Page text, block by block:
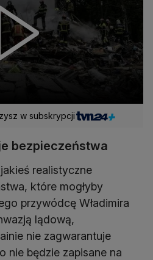
w subskrypcji
bezpieczeństwa
realistyczne
które mogłyby
przywódcę Władimira
lądową,
nie zagwarantuje
nie będzie zapisane na